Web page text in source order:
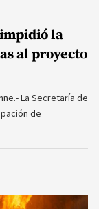
la
al proyecto
La Secretaría de
de